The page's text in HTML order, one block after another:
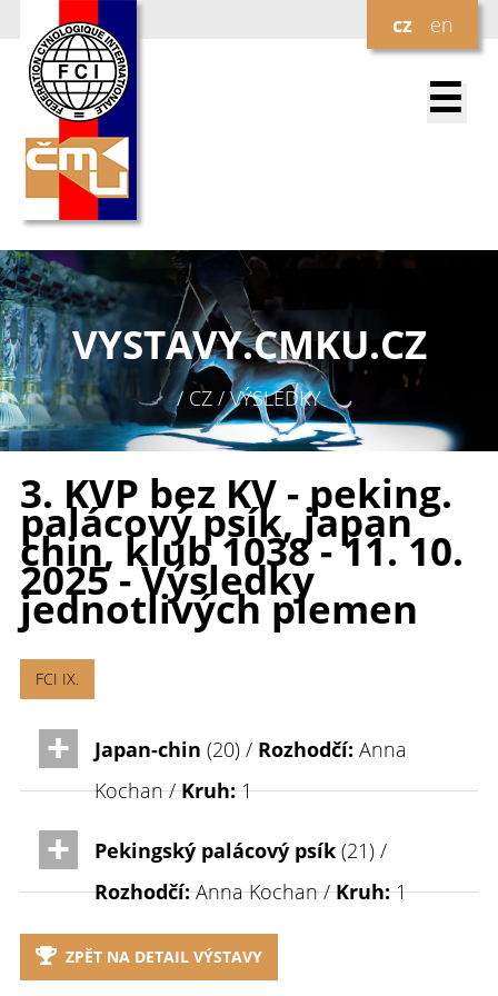
cz en
☰
VYSTAVY.CMKU.CZ
/ CZ / VÝSLEDKY
3. KVP bez KV - peking.
palácový psík, japan
chin, klub 1038 - 11. 10.
2025 - Výsledky
jednotlivých plemen
FCI IX.
Japan-chin (20) / Rozhodčí: Anna
Kochan /Kruh:1
Pekingský palácový psík (21) /
Rozhodčí:Anna Kochan /Kruh:1
ZPĚT NA DETAIL VÝSTAVY